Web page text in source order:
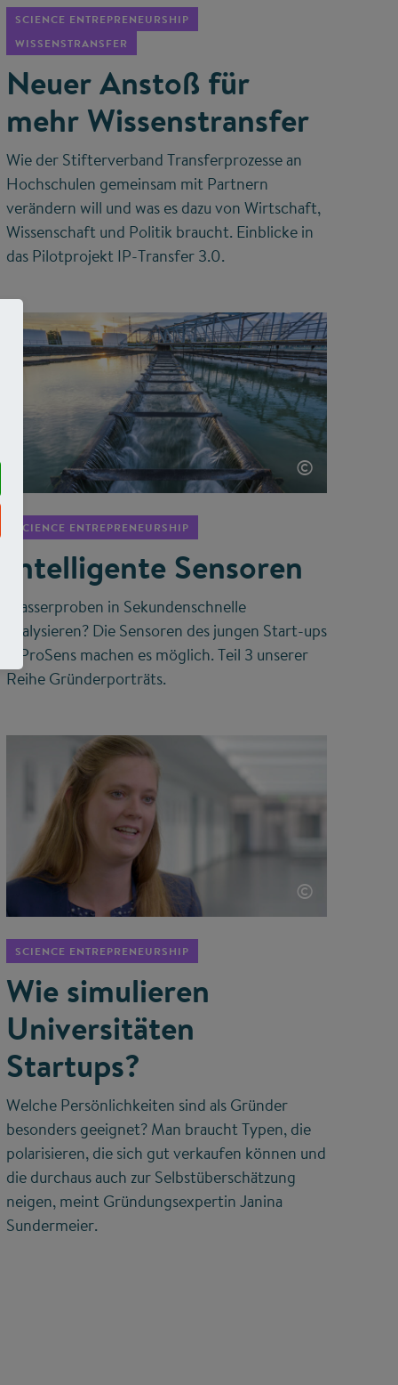
SCIENCE ENTREPRENEURSHIP
WISSENSTRANSFER
Neuer Anstoß für
mehr Wissenstransfer
Wie der Stifterverband Transferprozesse an
Hochschulen gemeinsam mit Partnern
verändern will und was es dazu von Wirtschaft,
Wissenschaft und Politik braucht. Einblicke in
das Pilotprojekt IP-Transfer 3.0.
©
SCIENCE ENTREPRENEURSHIP
Intelligente Sensoren
Wasserproben in Sekundenschnelle
analysieren? Die Sensoren des jungen Start-ups
InProSens machen es möglich. Teil 3 unserer
Reihe Gründerporträts.
©
SCIENCE ENTREPRENEURSHIP
Wie simulieren
Universitäten
Startups?
Welche Persönlichkeiten sind als Gründer
besonders geeignet? Man braucht Typen, die
polarisieren, die sich gut verkaufen können und
die durchaus auch zur Selbstüberschätzung
neigen, meint Gründungsexpertin Janina
Sundermeier.